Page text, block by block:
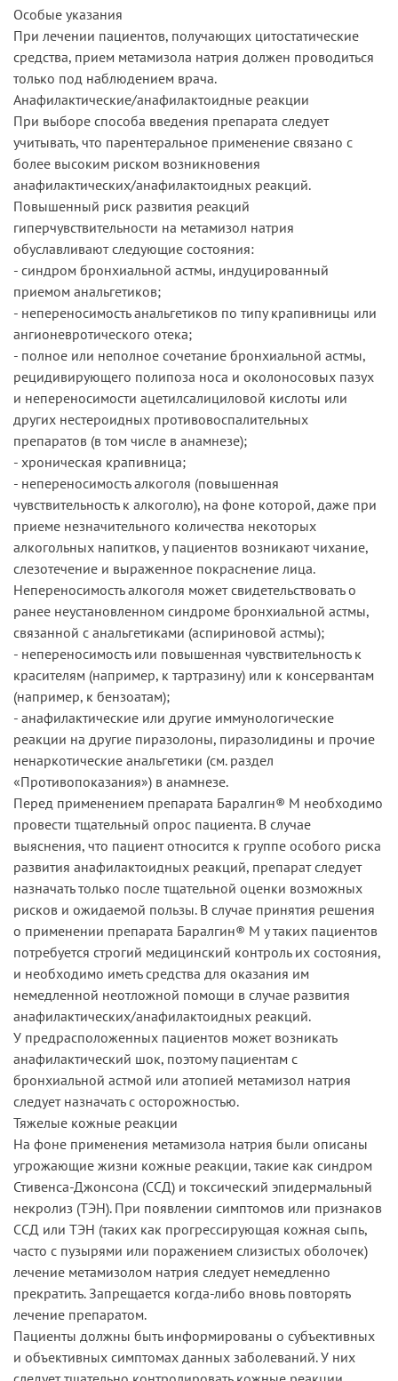
Особые указания
При лечении пациентов, получающих цитостатические
средства, прием метамизола натрия должен проводиться
только под наблюдением врача.
Анафилактические/анафилактоидные реакции
При выборе способа введения препарата следует
учитывать, что парентеральное применение связано с
более высоким риском возникновения
анафилактических/анафилактоидных реакций.
Повышенный риск развития реакций
гиперчувствительности на метамизол натрия
обуславливают следующие состояния:
- синдром бронхиальной астмы, индуцированный
приемом анальгетиков;
- непереносимость анальгетиков по типу крапивницы или
ангионевротического отека;
- полное или неполное сочетание бронхиальной астмы,
рецидивирующего полипоза носа и околоносовых пазух
и непереносимости ацетилсалициловой кислоты или
других нестероидных противовоспалительных
препаратов (в том числе в анамнезе);
- хроническая крапивница;
- непереносимость алкоголя (повышенная
чувствительность к алкоголю), на фоне которой, даже при
приеме незначительного количества некоторых
алкогольных напитков, у пациентов возникают чихание,
слезотечение и выраженное покраснение лица.
Непереносимость алкоголя может свидетельствовать о
ранее неустановленном синдроме бронхиальной астмы,
связанной с анальгетиками (аспириновой астмы);
- непереносимость или повышенная чувствительность к
красителям (например, к тартразину) или к консервантам
(например, к бензоатам);
- анафилактические или другие иммунологические
реакции на другие пиразолоны, пиразолидины и прочие
ненаркотические анальгетики (см. раздел
«Противопоказания») в анамнезе.
Перед применением препарата Баралгин® М необходимо
провести тщательный опрос пациента. В случае
выяснения, что пациент относится к группе особого риска
развития анафилактоидных реакций, препарат следует
назначать только после тщательной оценки возможных
рисков и ожидаемой пользы. В случае принятия решения
о применении препарата Баралгин® М у таких пациентов
потребуется строгий медицинский контроль их состояния,
и необходимо иметь средства для оказания им
немедленной неотложной помощи в случае развития
анафилактических/анафилактоидных реакций.
У предрасположенных пациентов может возникать
анафилактический шок, поэтому пациентам с
бронхиальной астмой или атопией метамизол натрия
следует назначать с осторожностью.
Тяжелые кожные реакции
На фоне применения метамизола натрия были описаны
угрожающие жизни кожные реакции, такие как синдром
Стивенса-Джонсона (ССД) и токсический эпидермальный
некролиз (ТЭН). При появлении симптомов или признаков
ССД или ТЭН (таких как прогрессирующая кожная сыпь,
часто с пузырями или поражением слизистых оболочек)
лечение метамизолом натрия следует немедленно
прекратить. Запрещается когда-либо вновь повторять
лечение препаратом.
Пациенты должны быть информированы о субъективных
и объективных симптомах данных заболеваний. У них